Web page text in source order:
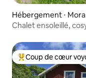
Hébergement ⋅ Mora
Chalet ensoleillé,
Coups de cœur
Coup de cœur